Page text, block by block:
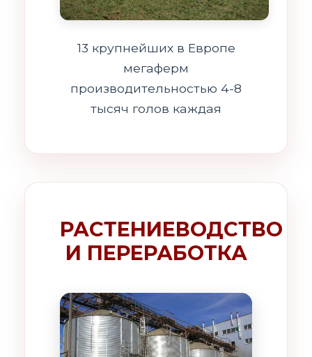
13 крупнейших в Европе
мегаферм
производительностью 4-8
тысяч голов каждая
РАСТЕНИЕВОДСТВО
И ПЕРЕРАБОТКА